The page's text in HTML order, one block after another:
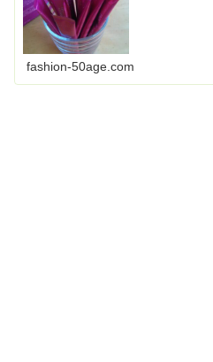
fashion-50age.com